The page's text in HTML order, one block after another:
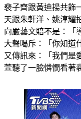
裴子齊跟黃迪揚共飾
天跟朱軒洋、姚淳耀
向嚴藝文賠不是：
大聲喝斥：「你知道
又傳訊來：「我們是
萱聽了一臉憐憫看著